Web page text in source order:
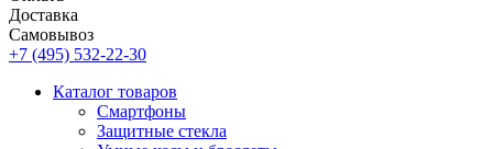
Доставка
Самовывоз
+7 (495) 532-22-30
Каталог товаров
Смартфоны
Защитные стекла